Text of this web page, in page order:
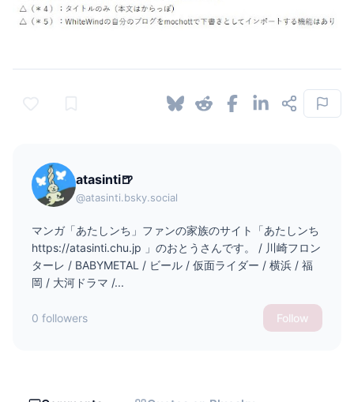
atasinti🍺
@atasinti.bsky.social
マンガ「あたしンち」ファンの家族のサイト「あたしンち
https://atasinti.chu.jp 」のおとうさんです。 / 川崎フロン
ターレ / BABYMETAL / ビール / 仮面ライダー / 横浜 / 福
岡 / 大河ドラマ /...
0 followers Follow